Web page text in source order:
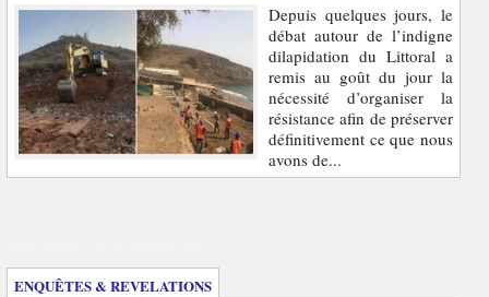
Depuis quelques jours, le
débat autour de l’indigne
dilapidation du Littoral a
remis au goût du jour la
nécessité d’organiser la
résistance afin de préserver
définitivement ce que nous
avons de...
ENQUÊTES & REVELATIONS